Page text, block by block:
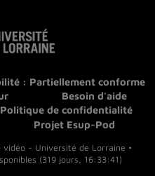
: Partiellement conforme
Besoin d'aide
Politique de confidentialité
Projet Esup-Pod
- Université de Lorraine •
(319 jours, 16:33:41)